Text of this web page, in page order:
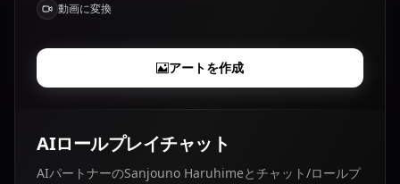
動画に変換
アートを作成
AIロールプレイチャット
AIパートナーのSanjouno Haruhimeとチャット/ロールプ